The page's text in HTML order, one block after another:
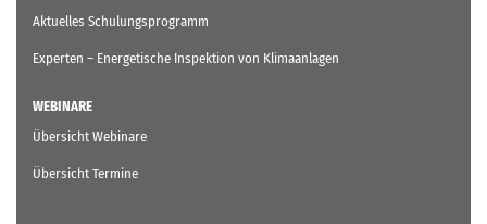
Aktuelles Schulungsprogramm
Experten – Energetische Inspektion von Klimaanlagen
WEBINARE
Übersicht Webinare
Übersicht Termine